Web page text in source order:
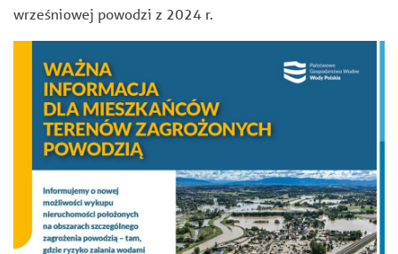
wrześniowej powodzi z 2024 r.